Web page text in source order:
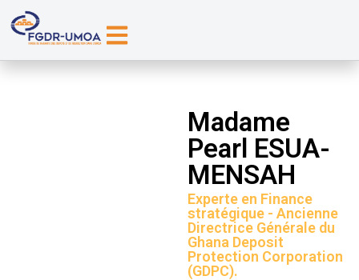
Madame
Pearl ESUA-
MENSAH
Experte en Finance
stratégique - Ancienne
Directrice Générale du
Ghana Deposit
Protection Corporation
(GDPC).